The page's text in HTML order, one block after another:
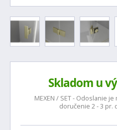
Skladom u
MEXEN / SET - Odoslanie
doručenie 2 - 3 pr.